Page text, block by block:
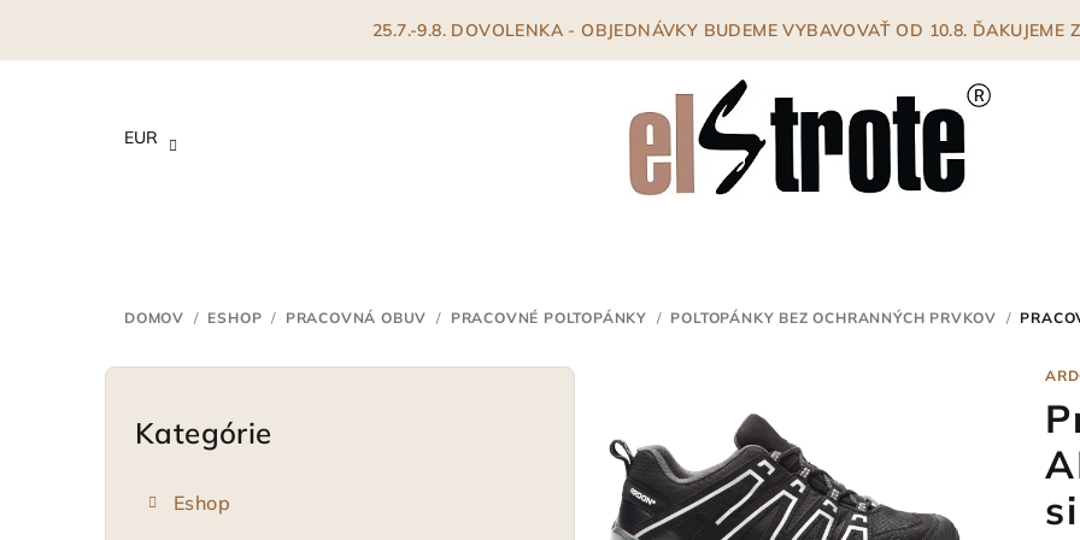
25.7.-9.8. DOVOLENKA - OBJEDNÁVKY BUDEME VYBAVOVAŤ OD 10.8. ĎAKUJEME
EUR
DOMOV / ESHOP / PRACOVNÁ OBUV / PRACOVNÉ POLTOPÁNKY / POLTOPÁNKY BEZ OCHRANNÝCH PRVKOV /
B
Preskočiť
kategórie
Kategórie
Eshop